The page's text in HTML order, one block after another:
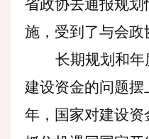
省政协去通报规
施，受到了与会政
长期规划和年
建设资金的问题摆
年，国家对建设